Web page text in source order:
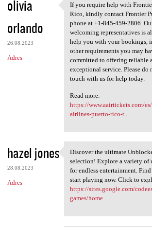
olivia
orlando
26.08.2023
Adres
If you require help with
If you require help with
Rico, kindly contact Frontier
phone at +1-845-459-2806.
welcoming representatives is
help you with your bookings,
other requirements you may
committed to offering reliable
exceptional service. Please do
touch with us for help today.
Read more:
https://www.aairtickets.com/
airlines-puerto-rico-t...
hazel jones
28.08.2023
Adres
Discover the ultimate
Discover the ultimate
selection! Explore a variety of
for endless entertainment.
start playing now. Click to
https://sites.google.com/
games/home